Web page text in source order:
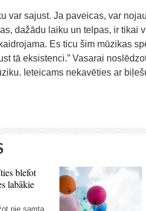
var sajust. Ja paveicas, var
dažādu laiku un telpas, ir tikai
Es ticu šim mūzikas
tā eksistenci.” Vasarai
Ieteicams nekavēties ar
blefot
labākie
pie samta